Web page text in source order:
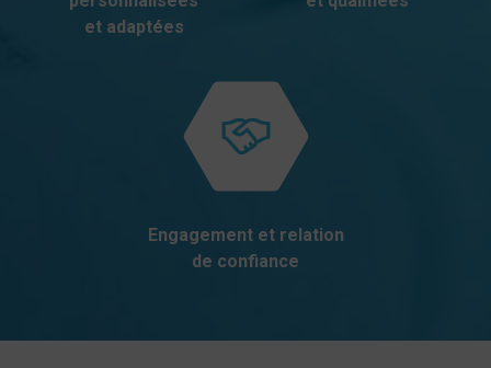
et adaptées
Engagement et relation
de confiance